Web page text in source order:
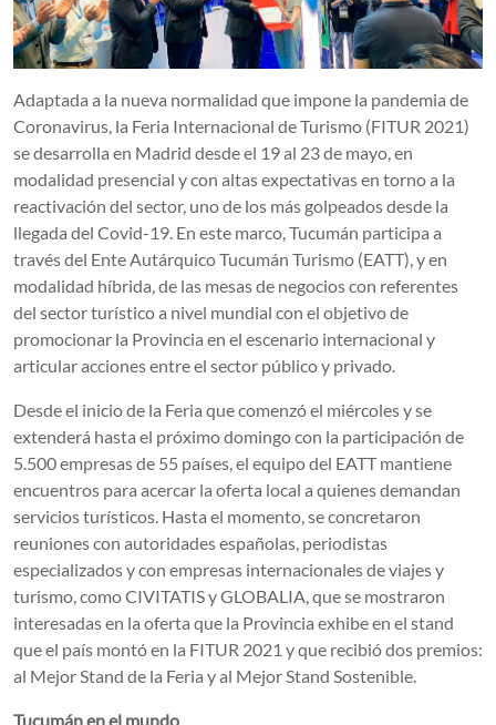
Adaptada a la nueva normalidad que impone la pandemia de
Coronavirus, la Feria Internacional de Turismo (FITUR 2021)
se desarrolla en Madrid desde el 19 al 23 de mayo, en
modalidad presencial y con altas expectativas en torno a la
reactivación del sector, uno de los más golpeados desde la
llegada del Covid-19. En este marco, Tucumán participa a
través del Ente Autárquico Tucumán Turismo (EATT), y en
modalidad híbrida, de las mesas de negocios con referentes
del sector turístico a nivel mundial con el objetivo de
promocionar la Provincia en el escenario internacional y
articular acciones entre el sector público y privado.
Desde el inicio de la Feria que comenzó el miércoles y se
extenderá hasta el próximo domingo con la participación de
5.500 empresas de 55 países, el equipo del EATT mantiene
encuentros para acercar la oferta local a quienes demandan
servicios turísticos. Hasta el momento, se concretaron
reuniones con autoridades españolas, periodistas
especializados y con empresas internacionales de viajes y
turismo, como CIVITATIS y GLOBALIA, que se mostraron
interesadas en la oferta que la Provincia exhibe en el stand
que el país montó en la FITUR 2021 y que recibió dos premios:
al Mejor Stand de la Feria y al Mejor Stand Sostenible.
Tucumán en el mundo